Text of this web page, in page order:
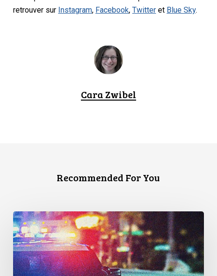
retrouver sur Instagram, Facebook,Twitter et Blue Sky.
Cara Zwibel
Recommended For You
Appels
en
faveur
d’une
commission